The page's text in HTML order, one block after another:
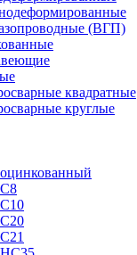
(ВГП)
квадратные
круглые